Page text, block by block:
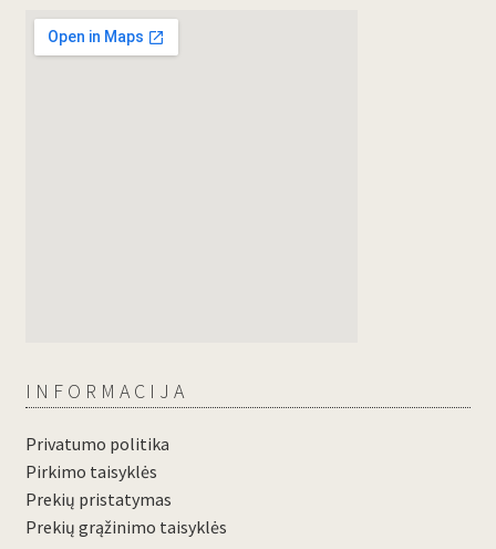
INFORMACIJA
Privatumo politika
Pirkimo taisyklės
Prekių pristatymas
Prekių grąžinimo taisyklės